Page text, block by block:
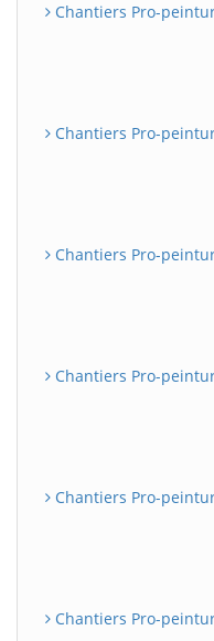
Chantiers Pro-
Chantiers Pro-
Chantiers Pro-
Chantiers Pro-
Chantiers Pro-
Chantiers Pro-